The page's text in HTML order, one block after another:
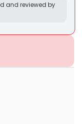
and reviewed by